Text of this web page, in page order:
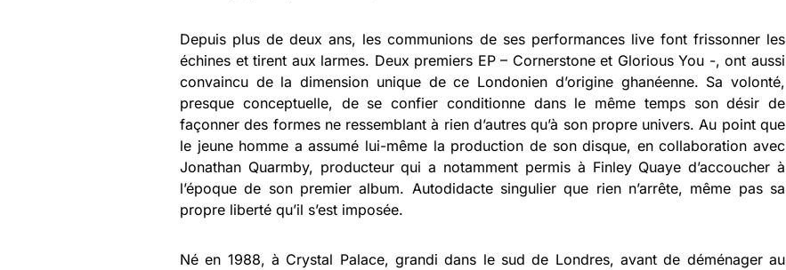
Depuis plus de deux ans, les communions de ses performances live font frissonner les
échines et tirent aux larmes. Deux premiers EP – Cornerstone et Glorious You -, ont aussi
convaincu de la dimension unique de ce Londonien d’origine ghanéenne. Sa volonté,
presque conceptuelle, de se confier conditionne dans le même temps son désir de
façonner des formes ne ressemblant à rien d’autres qu’à son propre univers. Au point que
le jeune homme a assumé lui-même la production de son disque, en collaboration avec
Jonathan Quarmby, producteur qui a notamment permis à Finley Quaye d’accoucher à
l’époque de son premier album. Autodidacte singulier que rien n’arrête, même pas sa
propre liberté qu’il s’est imposée.
Né en 1988, à Crystal Palace, grandi dans le sud de Londres, avant de déménager au